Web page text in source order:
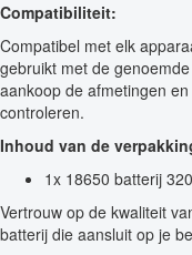
Compatibiliteit:
Compatibel met elk
gebruikt met de
aankoop de afmetingen
controleren.
Inhoud van de
1x 18650 batterij
Vertrouw op de kwaliteit
batterij die aansluit op je